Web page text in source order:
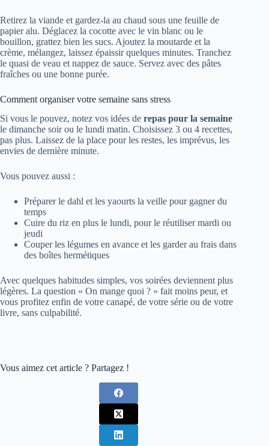
Retirez la viande et gardez-la au chaud sous une feuille de
papier alu. Déglacez la cocotte avec le vin blanc ou le
bouillon, grattez bien les sucs. Ajoutez la moutarde et la
crème, mélangez, laissez épaissir quelques minutes. Tranchez
le quasi de veau et nappez de sauce. Servez avec des pâtes
fraîches ou une bonne purée.
Comment organiser votre semaine sans stress
Si vous le pouvez, notez vos idées de repas pour la semaine
le dimanche soir ou le lundi matin. Choisissez 3 ou 4 recettes,
pas plus. Laissez de la place pour les restes, les imprévus, les
envies de dernière minute.
Vous pouvez aussi :
Préparer le dahl et les yaourts la veille pour gagner du
temps
Cuire du riz en plus le lundi, pour le réutiliser mardi ou
jeudi
Couper les légumes en avance et les garder au frais dans
des boîtes hermétiques
Avec quelques habitudes simples, vos soirées deviennent plus
légères. La question « On mange quoi ? » fait moins peur, et
vous profitez enfin de votre canapé, de votre série ou de votre
livre, sans culpabilité.
Vous aimez cet article ? Partagez !